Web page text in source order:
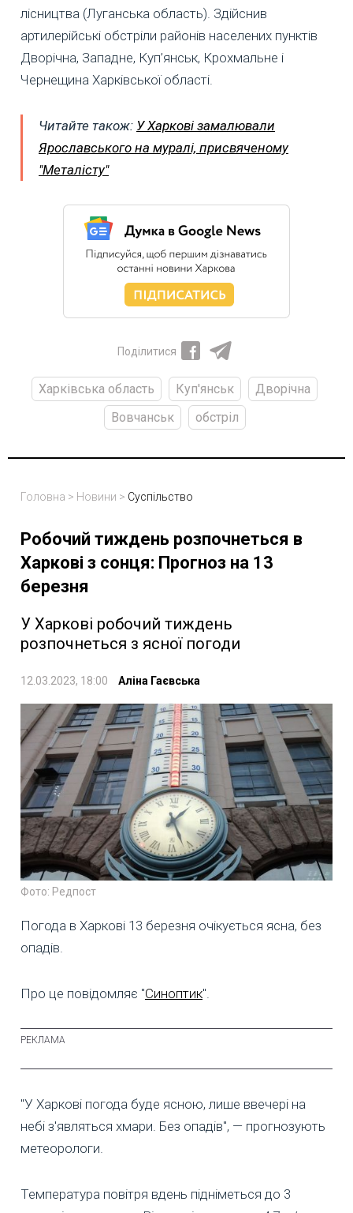
лісництва (Луганська область). Здійснив
артилерійські обстріли районів населених пунктів
Дворічна, Западне, Куп’янськ, Крохмальне і
Чернещина Харківської області.
Читайте також: У Харкові замалювали
Ярославського на муралі, присвяченому
"Металісту"
Поділитися
Харківська область Куп'янськ
Дворічна
Вовчанськ
обстріл
Головна > Новини > Суспільство
Робочий тиждень розпочнеться в
Харкові з сонця: Прогноз на 13
березня
У Харкові робочий тиждень
розпочнеться з ясної погоди
12.03.2023, 18:00 Аліна Гаєвська
Фото: Редпост
Погода в Харкові 13 березня очікується ясна, без
опадів.
Про це повідомляє "Синоптик".
"У Харкові погода буде ясною, лише ввечері на
небі з'являться хмари. Без опадів", — прогнозують
метеорологи.
Температура повітря вдень підніметься до 3